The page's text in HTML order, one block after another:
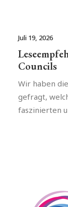
Juli 19, 2026
Councils
Wir haben
gefragt,
faszinierten